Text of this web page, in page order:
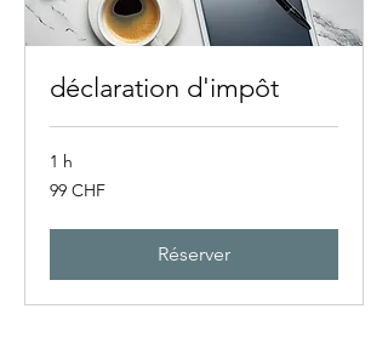
déclaration d'impôt
1 h
99
francs
99 CHF
Réserver